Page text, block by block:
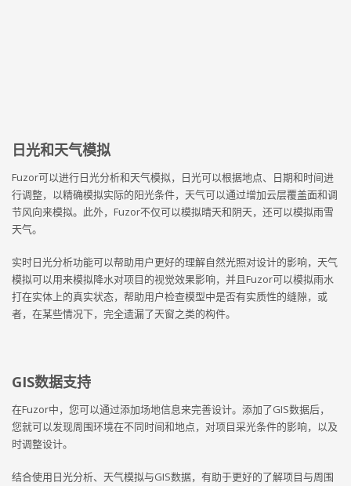
日光和天气模拟
Fuzor可以进行日光分析和天气模拟，日光可以根据地点、日期和时间进
行调整，以精确模拟实际的阳光条件，天气可以通过增加云层覆盖面和调
节风向来模拟。此外，Fuzor不仅可以模拟晴天和阴天，还可以模拟雨雪
天气。
实时日光分析功能可以帮助用户更好的理解自然光照对设计的影响，天气
模拟可以用来模拟降水对项目的视觉效果影响，并且Fuzor可以模拟雨水
打在实体上的真实状态，帮助用户检查模型中是否有实质性的缝隙，或
者，在某些情况下，完全遗漏了天窗之类的构件。
GIS数据支持
在Fuzor中，您可以通过添加场地信息来完善设计。添加了GIS数据后，
您就可以发现周围环境在不同时间和地点，对项目采光条件的影响，以及
时调整设计。
结合使用日光分析、天气模拟与GIS数据，有助于更好的了解项目与周围